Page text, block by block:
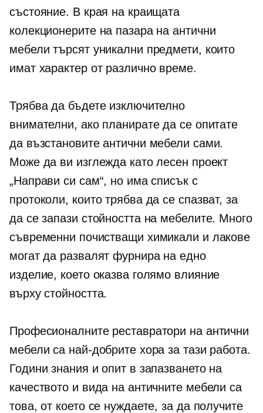
състояние. В края на краищата
колекционерите на пазара на антични
мебели търсят уникални предмети, които
имат характер от различно време.
Трябва да бъдете изключително
внимателни, ако планирате да се опитате
да възстановите антични мебели сами.
Може да ви изглежда като лесен проект
„Направи си сам“, но има списък с
протоколи, които трябва да се спазват, за
да се запази стойността на мебелите. Много
съвременни почистващи химикали и лакове
могат да развалят фурнира на едно
изделие, което оказва голямо влияние
върху стойността.
Професионалните реставратори на антични
мебели са най-добрите хора за тази работа.
Години знания и опит в запазването на
качеството и вида на античните мебели са
това, от което се нуждаете, за да получите